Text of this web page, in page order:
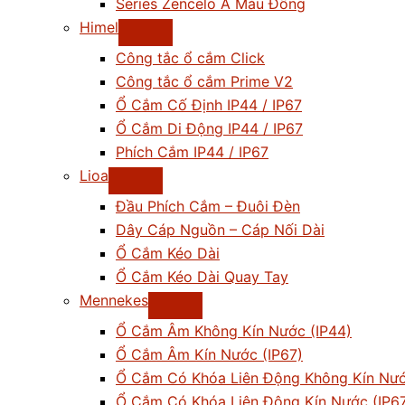
Series Zencelo A Màu Đồng
Himel
Công tắc ổ cắm Click
Công tắc ổ cắm Prime V2
Ổ Cắm Cố Định IP44 / IP67
Ổ Cắm Di Động IP44 / IP67
Phích Cắm IP44 / IP67
Lioa
Đầu Phích Cắm – Đuôi Đèn
Dây Cáp Nguồn – Cáp Nối Dài
Ổ Cắm Kéo Dài
Ổ Cắm Kéo Dài Quay Tay
Mennekes
Ổ Cắm Âm Không Kín Nước (IP44)
Ổ Cắm Âm Kín Nước (IP67)
Ổ Cắm Có Khóa Liên Động Không Kín